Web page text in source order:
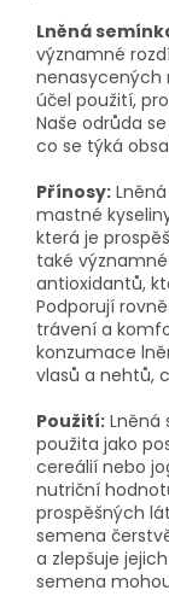
Lněná
významné
nenasycených
účel použití,
Naše odrůda
co se týká
Přínosy:
mastné
která je
také
antioxidantů,
Podporují
trávení a
konzumace
vlasů a nehtů,
Použití: Lněná
použita jako
cereálií nebo
nutriční
prospěšných
semena
a zlepšuje
semena